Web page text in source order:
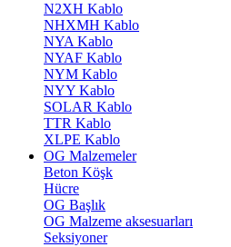
N2XH Kablo
NHXMH Kablo
NYA Kablo
NYAF Kablo
NYM Kablo
NYY Kablo
SOLAR Kablo
TTR Kablo
XLPE Kablo
OG Malzemeler
Beton Köşk
Hücre
OG Başlık
OG Malzeme aksesuarları
Seksiyoner